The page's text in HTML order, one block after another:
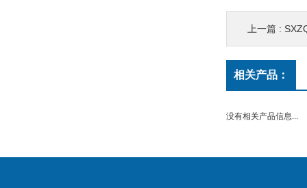
上一篇 :
相关产品：
没有相关产品信息...